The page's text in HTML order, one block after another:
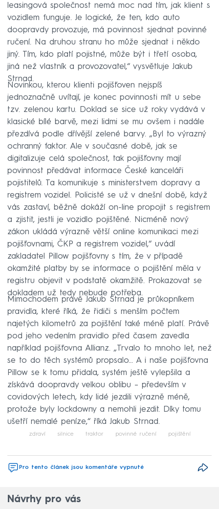
leasingová společnost nemá moc nad tím, jak klient s
vozidlem funguje. Je logické, že ten, kdo auto
doopravdy provozuje, má povinnost sjednat povinné
ručení. Na druhou stranu ho může sjednat i někdo
jiný. Tím, kdo platí pojistné, může být i třetí osoba,
jiná než vlastník a provozovatel,“ vysvětluje Jakub
Strnad.
Novinkou, kterou klienti pojišťoven nejspíš
jednoznačně uvítají, je konec povinnosti mít u sebe
tzv. zelenou kartu. Doklad se sice už roky vydává v
klasické bílé barvě, mezi lidmi se mu ovšem i nadále
přezdívá podle dřívější zelené barvy. „Byl to výrazný
ochranný faktor. Ale v současné době, jak se
digitalizuje celá společnost, tak pojišťovny mají
povinnost předávat informace České kanceláři
pojistitelů. Ta komunikuje s ministerstvem dopravy a
registrem vozidel. Policisté se už v dnešní době, když
vás zastaví, běžně dokáží on-line propojit s registrem
a zjistit, jestli je vozidlo pojištěné. Nicméně nový
zákon ukládá výrazně větší online komunikaci mezi
pojišťovnami, ČKP a registrem vozidel,“ uvádí
zakladatel Pillow pojišťovny s tím, že v případě
okamžité platby by se informace o pojištění měla v
registru objevit v podstatě okamžitě. Prokazovat se
dokladem už tedy nebude potřeba.
Mimochodem právě Jakub Strnad je průkopníkem
pravidla, které říká, že řidiči s menším počtem
najetých kilometrů za pojištění také méně platí. Právě
pod jeho vedením pravidlo před časem zavedla
například pojišťovna Allianz. „Trvalo to mnoho let, než
se to do těch systémů propsalo... A i naše pojišťovna
Pillow se k tomu přidala, systém ještě vylepšila a
získává doopravdy velkou oblibu – především v
covidových letech, kdy lidé jezdili výrazně méně,
protože byly lockdowny a nemohli jezdit. Díky tomu
ušetří nemalé peníze,“ říká Jakub Strnad.
zdraví silnice traktor povinné ručení pojištění
Pro tento článek jsou komentáře vypnuté
Návrhy pro vás